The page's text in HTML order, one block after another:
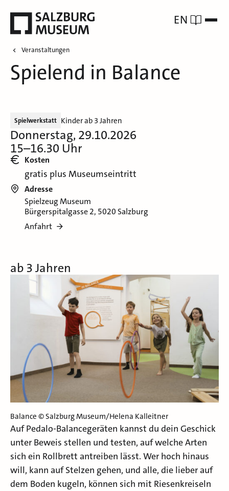
EN
Veranstaltungen
Spielend in Balance
Spielwerkstatt Kinder ab 3 Jahren
Donnerstag, 29.10.2026
15–16.30 Uhr
Kosten
gratis plus Museumseintritt
Adresse
Spielzeug Museum
Bürgerspitalgasse 2, 5020 Salzburg
Anfahrt
ab 3 Jahren
Balance © Salzburg Museum/Helena Kalleitner
Auf Pedalo-Balancegeräten kannst du dein Geschick
unter Beweis stellen und testen, auf welche Arten
sich ein Rollbrett antreiben lässt. Wer hoch hinaus
will, kann auf Stelzen gehen, und alle, die lieber auf
dem Boden kugeln, können sich mit Riesenkreiseln